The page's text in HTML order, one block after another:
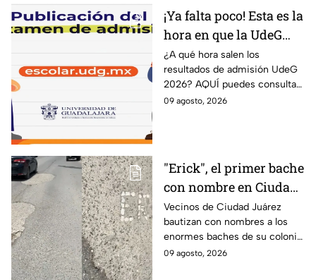
¡Ya falta poco! Esta es la
hora en que la UdeG
publica los resultados
de admisión 2026 y
AQUÍ puedes
consultarlos
¿A qué hora salen los
resultados de admisión UdeG
2026? AQUÍ puedes consultar
el dictamen este lunes 10 de
09 agosto, 2026
"Erick", el primer bache
con nombre en Ciudad
Juárez
Vecinos de Ciudad Juárez
bautizan con nombres a los
enormes baches de su colonia
como protesta ante la falta de
09 agosto, 2026